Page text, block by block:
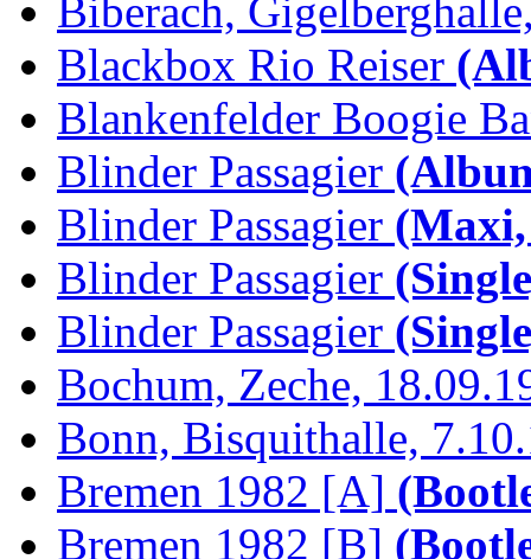
Biberach,
Blackbox Rio Reiser
Blankenfelder Boogie
Blinder Passagier
Blinder Passagier
Blinder Passagier
Blinder Passagier
Bochum, Zeche,
Bonn, Bisquithalle,
Bremen 1982 [A]
Bremen 1982 [B]